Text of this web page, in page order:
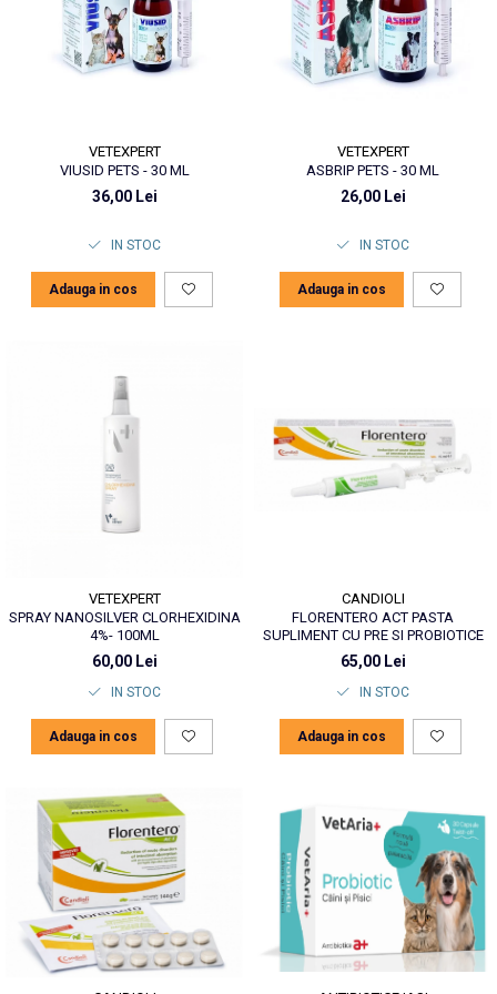
VETEXPERT
VIUSID PETS - 30 ML
36,00 Lei
IN STOC
Adauga in cos
VETEXPERT
ASBRIP PETS - 30 ML
26,00 Lei
IN STOC
Adauga in cos
VETEXPERT
SPRAY NANOSILVER CLORHEXIDINA
4%- 100ML
60,00 Lei
IN STOC
Adauga in cos
CANDIOLI
FLORENTERO ACT PASTA
SUPLIMENT CU PRE SI PROBIOTICE
65,00 Lei
IN STOC
Adauga in cos